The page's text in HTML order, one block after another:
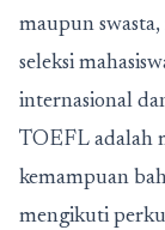
maupun
seleksi
internasional
TOEFL adalah
kemampuan
mengikuti